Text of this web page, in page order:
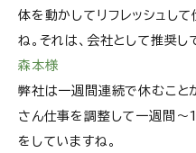
体を動かしてリフレッシュし
ね。それは、会社として推奨し
森本様
弊社は一週間連続で休むこと
さん仕事を調整して一週間〜
をしていますね。